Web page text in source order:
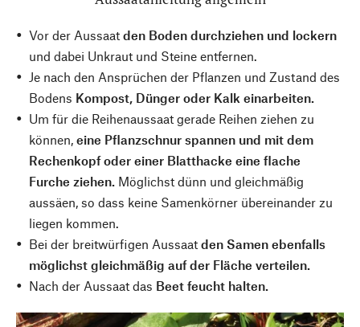
Vor der Aussaat den Boden durchziehen und lockern
und dabei Unkraut und Steine entfernen.
Je nach den Ansprüchen der Pflanzen und Zustand des
Bodens Kompost, Dünger oder Kalk einarbeiten.
Um für die Reihenaussaat gerade Reihen ziehen zu
können, eine Pflanzschnur spannen und mit dem
Rechenkopf oder einer Blatthacke eine flache
Furche ziehen. Möglichst dünn und gleichmäßig
aussäen, so dass keine Samenkörner übereinander zu
liegen kommen.
Bei der breitwürfigen Aussaat den Samen ebenfalls
möglichst gleichmäßig auf der Fläche verteilen.
Nach der Aussaat das Beet feucht halten.